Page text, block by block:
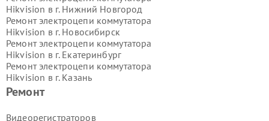
Ремонт
Видеорегистраторов
Hikvision в г. Нижний Новгород
Ремонт электроцепи коммутатора
Hikvision в г. Новосибирск
Ремонт электроцепи коммутатора
Hikvision в г. Екатеринбург
Ремонт электроцепи коммутатора
Hikvision в г. Казань
Ремонт электроцепи коммутатора
Ремонт электроцепи коммутатора